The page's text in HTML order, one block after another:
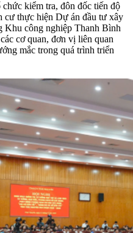
kiểm tra, đôn đốc tiến độ
cư thực hiện Dự án đầu tư xây
Khu công nghiệp Thanh Bình
cơ quan, đơn vị liên quan
mắc trong quá trình triển